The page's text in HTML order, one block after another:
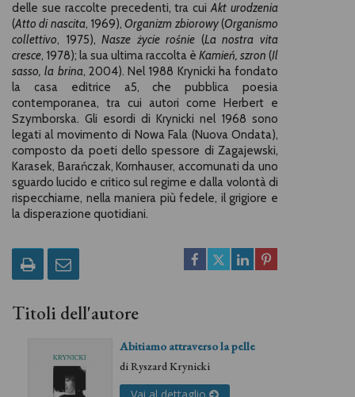
delle sue raccolte precedenti, tra cuiAkt urodzenia
(Atto di nascita, 1969),Organizm zbiorowy(Organismo
collettivo, 1975),Nasze życie rośnie (La nostra vita
cresce, 1978); la sua ultima raccolta è Kamień, szron (Il
sasso, la brina, 2004). Nel 1988 Krynicki ha fondato
la casa editrice a5, che pubblica poesia
contemporanea, tra cui autori come Herbert e
Szymborska. Gli esordi di Krynicki nel 1968 sono
legati al movimento di Nowa Fala (Nuova Ondata),
composto da poeti dello spessore di Zagajewski,
Karasek, Barańczak, Kornhauser, accomunati da uno
sguardo lucido e critico sul regime e dalla volontà di
rispecchiarne, nella maniera più fedele, il grigiore e
la disperazione quotidiani.
Titoli dell'autore
Abitiamo attraverso la pelle
diRyszard Krynicki